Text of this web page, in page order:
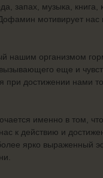
запах, музыка, книга,
мотивирует нас
нашим организмом
еще и
при достижении нами
именно в том,
к действию и
ярко выраженный